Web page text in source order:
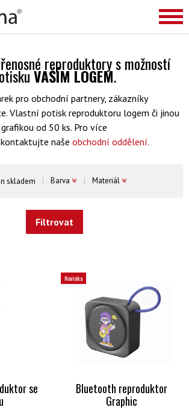
reproduktory s možností
VAŠÍM LOGEM.
pro obchodní partnery, zákazníky
Vlastní potisk reproduktoru logem či jinou
grafikou od 50 ks. Pro více
naše obchodní oddělení.
skladem Barva Materiál
se
Novinka
Bluetooth reproduktor
Graphic